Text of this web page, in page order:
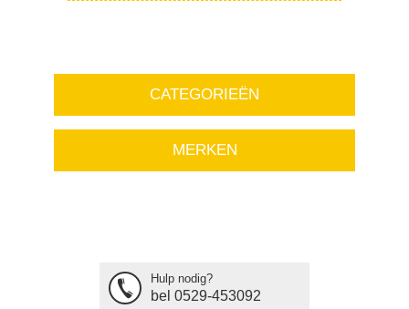
CATEGORIEËN
MERKEN
Hulp nodig?
bel 0529-453092